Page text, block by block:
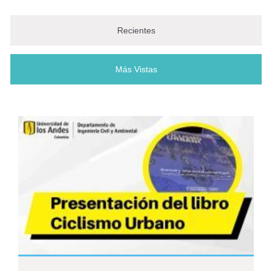
la ingeniería
AIS celebra 50 años de
compromiso con la seguridad
sísmica en Colombia
Recientes
Más Vistas(solapa activa)